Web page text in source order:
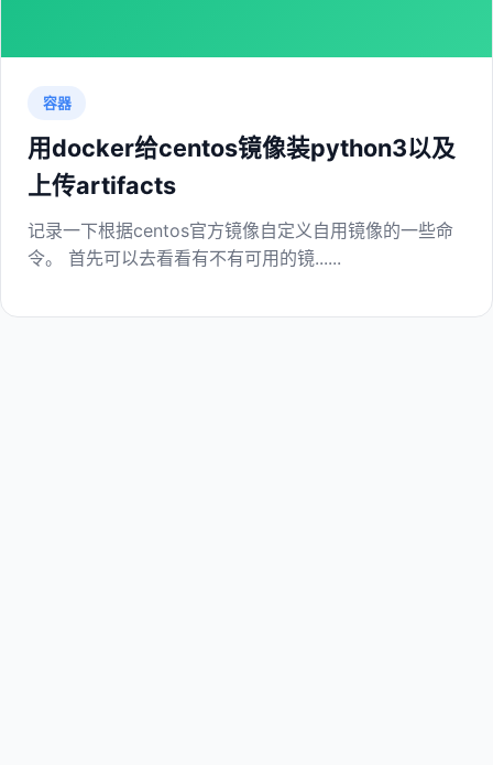
容器
用docker给centos镜像装python3以及
上传artifacts
记录一下根据centos官方镜像自定义自用镜像的一些命
令。 首先可以去看看有不有可用的镜......